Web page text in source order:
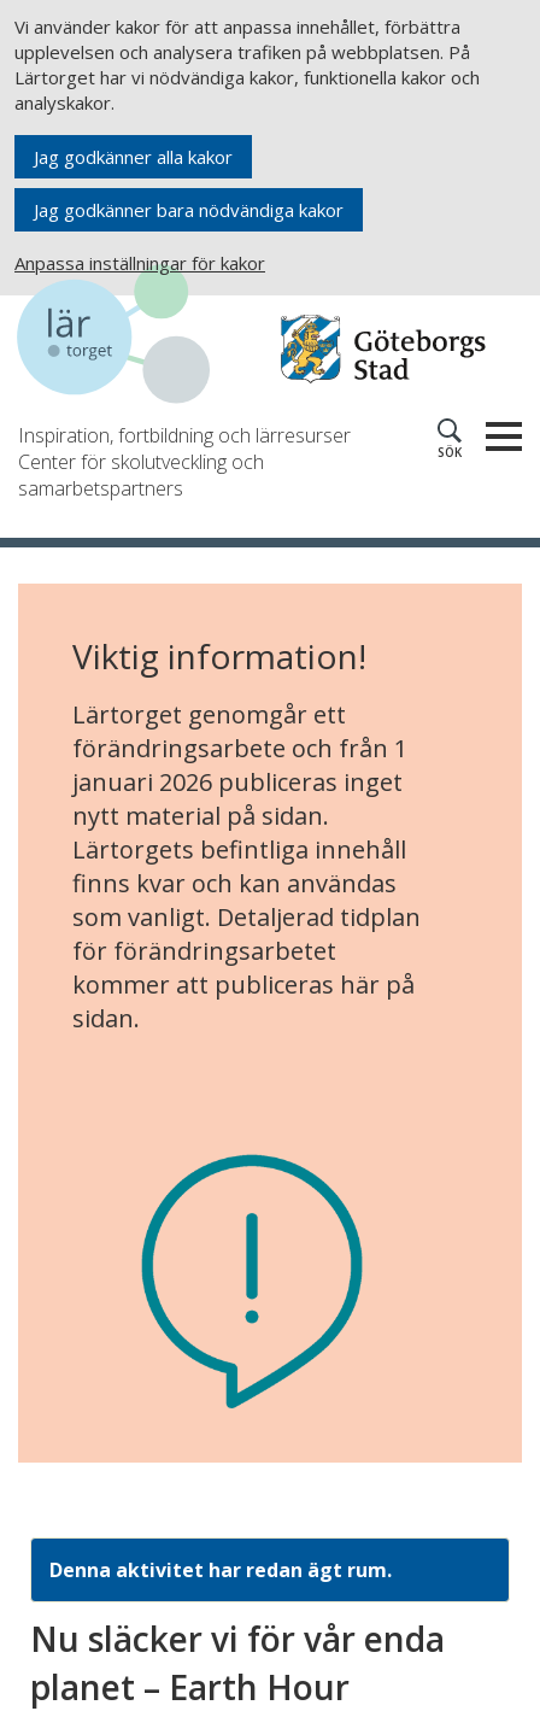
Vi använder kakor för att anpassa innehållet, förbättra
upplevelsen och analysera trafiken på webbplatsen. På
Lärtorget har vi nödvändiga kakor, funktionella kakor och
analyskakor.
Jag godkänner alla kakor
Jag godkänner bara nödvändiga kakor
Anpassa inställningar för kakor
Inspiration, fortbildning och lärresurser
Center för skolutveckling och
samarbetspartners
SÖK
Viktig information!
Lärtorget genomgår ett
förändringsarbete och från 1
januari 2026 publiceras inget
nytt material på sidan.
Lärtorgets befintliga innehåll
finns kvar och kan användas
som vanligt. Detaljerad tidplan
för förändringsarbetet
kommer att publiceras här på
sidan.
Denna aktivitet har redan ägt rum.
Nu släcker vi för vår enda
planet – Earth Hour